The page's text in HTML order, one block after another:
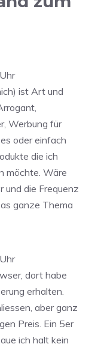
ist Art und
Werbung für
oder einfach
die ich
möchte. Wäre
und die Frequenz
ganze Thema
dort habe
erhalten.
aber ganz
Preis. Ein 5er
ich halt kein